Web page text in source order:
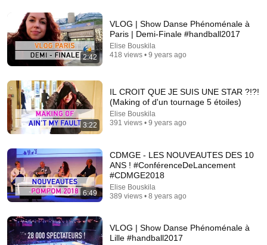
Man Spent Two Years Building HUGE Wooden
House for his Family | Start to Finish by
@bjornbrenton
World Build • 3.4M views
for the first time 🥹
Rocky Kanaka • 10M views
2:42
VLOG | Show Danse Phénoménale à
Paris | Demi-Finale #handball2017
Elise Bouskila
418 views • 9 years ago
3:22
IL CROIT QUE JE SUIS UNE STAR ?!?!
(Making of d'un tournage 5 étoiles)
Elise Bouskila
391 views • 9 years ago
6:49
CDMGE - LES NOUVEAUTES DES 10
ANS ! #ConférenceDeLancement
#CDMGE2018
Elise Bouskila
389 views • 8 years ago
VLOG | Show Danse Phénoménale à
Lille #handball2017